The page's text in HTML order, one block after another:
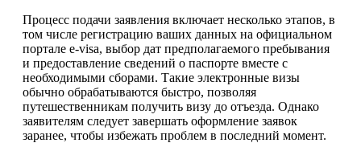
Процесс подачи заявления включает несколько этапов, в
том числе регистрацию ваших данных на официальном
портале e-visa, выбор дат предполагаемого пребывания
и предоставление сведений о паспорте вместе с
необходимыми сборами. Такие электронные визы
обычно обрабатываются быстро, позволяя
путешественникам получить визу до отъезда. Однако
заявителям следует завершать оформление заявок
заранее, чтобы избежать проблем в последний момент.